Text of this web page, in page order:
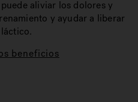
aliviar los dolores y
y ayudar a liberar
beneficios